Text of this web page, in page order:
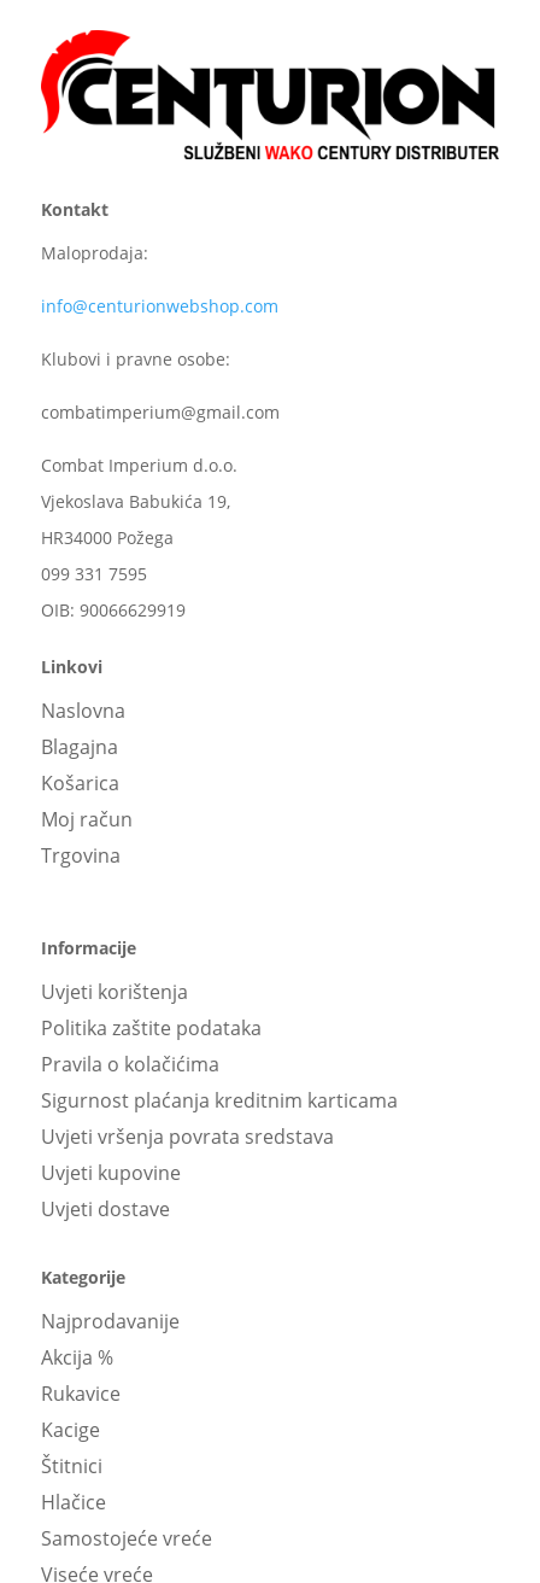
Kontakt
Maloprodaja:
info@centurionwebshop.com
Klubovi i pravne osobe:
combatimperium@gmail.com
Combat Imperium d.o.o.
Vjekoslava Babukića 19,
HR34000 Požega
099 331 7595
OIB: 90066629919
Linkovi
Naslovna
Blagajna
Košarica
Moj račun
Trgovina
Informacije
Uvjeti korištenja
Politika zaštite podataka
Pravila o kolačićima
Sigurnost plaćanja kreditnim karticama
Uvjeti vršenja povrata sredstava
Uvjeti kupovine
Uvjeti dostave
Kategorije
Najprodavanije
Akcija %
Rukavice
Kacige
Štitnici
Hlačice
Samostojeće vreće
Viseće vreće